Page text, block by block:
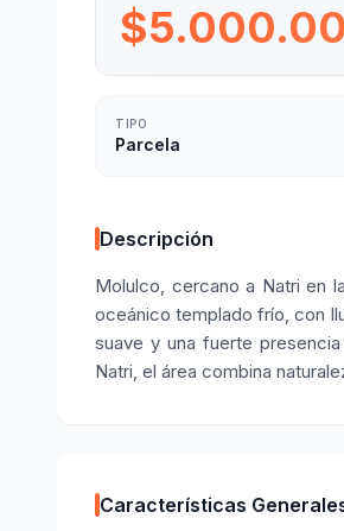
TIPO
Parcela
Descripción
Molulco, cercano a Natri en
oceánico templado frío, con
suave y una fuerte
Natri, el área combina
Características